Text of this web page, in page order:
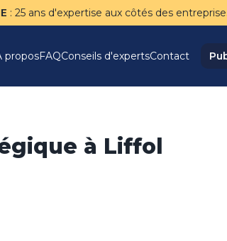
: 25 ans d'expertise aux côtés des
proposFAQConseils d'expertsContact
à Liffol